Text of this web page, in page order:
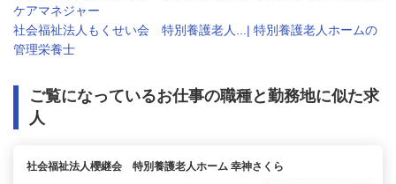
ケアマネジャー
社会福祉法人もくせい会 特別養護老人...| 特別養護老人ホームの
管理栄養士
ご覧になっているお仕事の職種と勤務地に似た求
人
社会福祉法人櫻継会 特別養護老人ホーム 幸神さくら